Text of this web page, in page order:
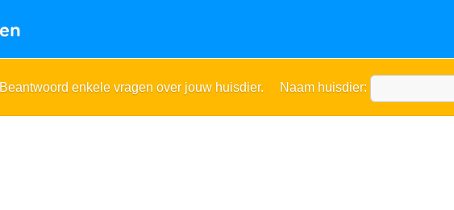
Beantwoord enkele vragen over jouw huisdier. Naam huisdier: